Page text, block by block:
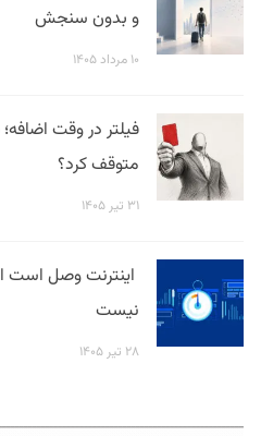
و بدون سنجش
۱۰ مرداد ۱۴۰۵
متوقف کرد؟
۳۱ تیر ۱۴۰۵
اینترنت وصل است
نیست
۲۸ تیر ۱۴۰۵